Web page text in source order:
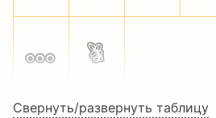
… 
Свернуть/развернуть таблицу